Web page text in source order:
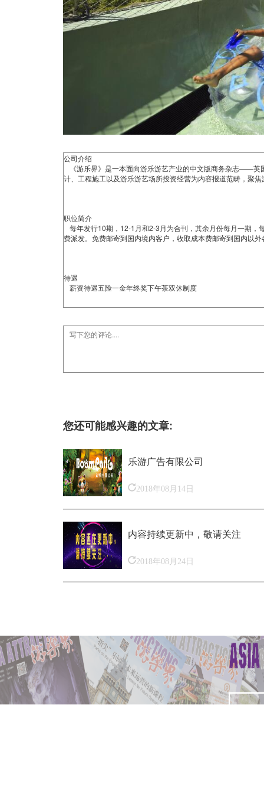
公司介绍
《游乐界》是一本面向游乐游艺产业的中文版商务杂志——
计、工程施工以及游乐游艺场所投资经营为内容报道范畴，聚
职位简介
每年发行10期，12-1月和2-3月为合刊，其余月份每月一期
费派发。免费邮寄到国内境内客户，收取成本费邮寄到国内以
待遇
薪资待遇五险一金年终奖下午茶双休制度
您还可能感兴趣的文章:
乐游广告有限公司
2018年08月14日
内容持续更新中，敬请关注
2018年08月24日